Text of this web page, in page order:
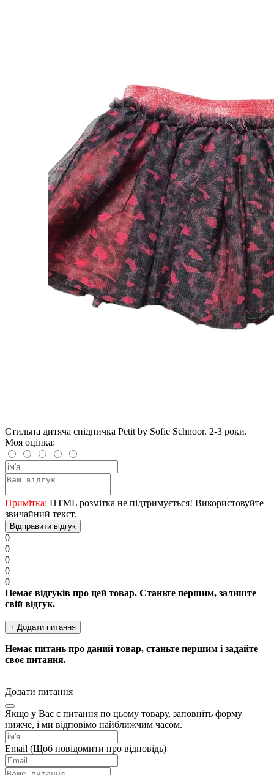
Стильна дитяча спідничка Petit by Sofie Schnoor. 2-3 роки.
Моя оцінка:
Примітка: HTML розмітка не підтримується! Використовуйте
звичайний текст.
Відправити відгук
0
0
0
0
0
Немає відгуків про цей товар. Станьте першим, залиште
свій відгук.
+ Додати питання
Немає питань про даний товар, станьте першим і задайте
своє питання.
Додати питання
Якщо у Вас є питання по цьому товару, заповніть форму
нижче, і ми відповімо найближчим часом.
Email (Щоб повідомити про відповідь)